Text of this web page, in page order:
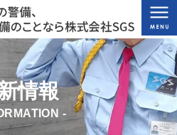
情報
-